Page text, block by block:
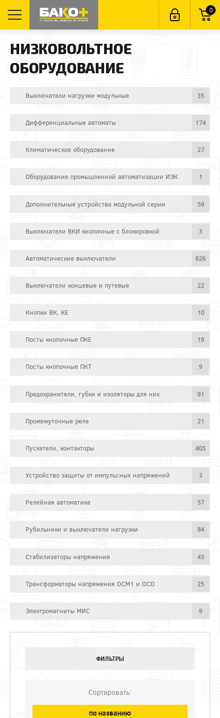
0
НИЗКОВОЛЬТНОЕ
ОБОРУДОВАНИЕ
Выключатели нагрузки модульные 35
Дифференциальные автоматы 174
Климатическое оборудование 27
Оборудование промышленной автоматизации ИЭК 1
Дополнительные устройства модульной серии 59
Выключатели ВКИ кнопочные с блокировкой 3
Автоматические выключатели 626
Выключатели концевые и путевые 22
Кнопки ВК, КЕ 10
Посты кнопочные ПКЕ 19
Посты кнопочные ПКТ 9
Предохранители, губки и изоляторы для них 91
Промежуточные реле 21
Пускатели, контакторы 405
Устройство защиты от импульсных напряжений 3
Релейная автоматика 57
Рубильники и выключатели нагрузки 84
Стабилизаторы напряжения 43
Трансформаторы напряжения ОСМ1 и ОСО 25
Электромагниты МИС 9
ФИЛЬТРЫ
Сортировать:
по названию